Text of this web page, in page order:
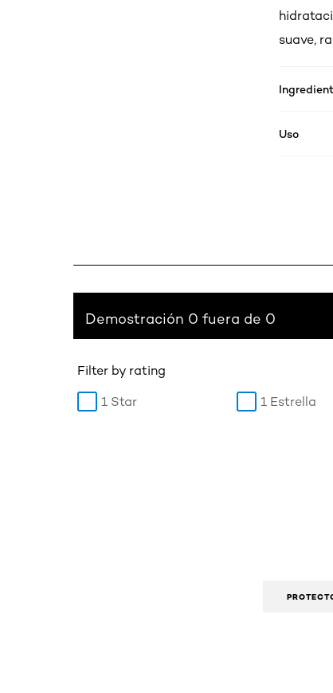
suave,
Uso
Demostración 0 fuera de 0
Filter by rating
1 Star 1 Estrella